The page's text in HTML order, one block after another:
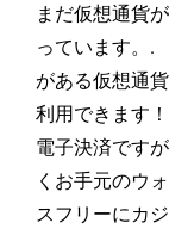
まだ仮想通貨
っています。.
がある仮想通
利用できます
電子決済です
くお手元のウ
スフリーにカ